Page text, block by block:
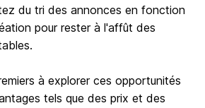
du tri des annonces en fonction
pour rester à l'affût des
à explorer ces opportunités
tels que des prix et des